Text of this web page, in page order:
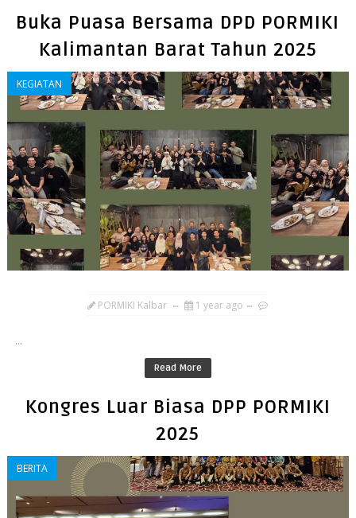
Buka Puasa Bersama DPD PORMIKI
Kalimantan Barat Tahun 2025
KEGIATAN
PORMIKI Kalbar 1 year ago
...
Read More
Kongres Luar Biasa DPP PORMIKI
2025
BERITA